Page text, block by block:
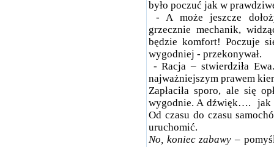
było poczuć jak w
- A może jeszcze
grzecznie mechanik,
będzie komfort! Poczuje
wygodniej - przekonywał.
- Racja – stwierdziła
najważniejszym prawem
Zapłaciła sporo, ale się
wygodnie. A dźwięk….
jak
Od czasu do czasu
uruchomić.
No, koniec zabawy –